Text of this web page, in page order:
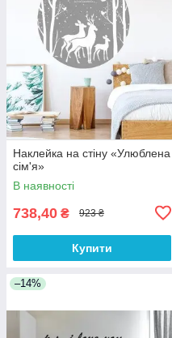
Наклейка на стіну «Улюблена
сім'я»
В наявності
738,40 ₴ 923 ₴
Купити
–14%